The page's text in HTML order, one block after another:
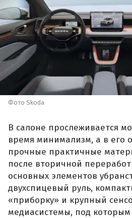
Фото Skoda
В салоне прослеживается
время минимализм, а в его
прочные практичные
после вторичной
основных элементов
двухспицевый руль,
«приборку» и крупный
медиасистемы, под которым